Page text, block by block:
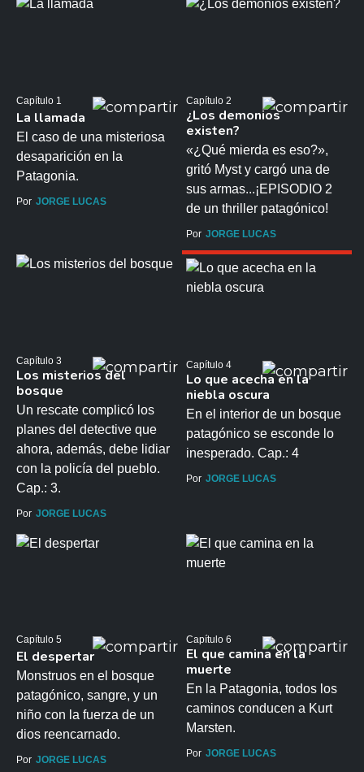
Capítulo 1
La llamada
El caso de una misteriosa
desaparición en la
Patagonia.
Por JORGE LUCAS
Capítulo 2
¿Los demonios
existen?
«¿Qué mierda es eso?»,
gritó Myst y cargó una de
sus armas...¡EPISODIO 2
de un thriller patagónico!
Por JORGE LUCAS
Capítulo 3
Los misterios del
bosque
Un rescate complicó los
planes del detective que
ahora, además, debe lidiar
con la policía del pueblo.
Cap.: 3.
Por JORGE LUCAS
Capítulo 4
Lo que acecha en la
niebla oscura
En el interior de un bosque
patagónico se esconde lo
inesperado. Cap.: 4
Por JORGE LUCAS
Capítulo 5
El despertar
Monstruos en el bosque
patagónico, sangre, y un
niño con la fuerza de un
dios reencarnado.
Por JORGE LUCAS
Capítulo 6
El que camina en la
muerte
En la Patagonia, todos los
caminos conducen a Kurt
Marsten.
Por JORGE LUCAS